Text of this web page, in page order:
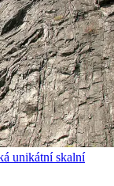
unikátní skalní